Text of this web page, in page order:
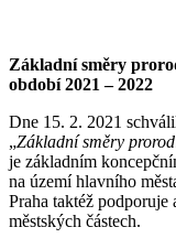
Základní směry
období 2021 – 2022
Dne 15. 2. 2021
„Základní směry
je základním
na území hlavního
Praha taktéž
městských částech.